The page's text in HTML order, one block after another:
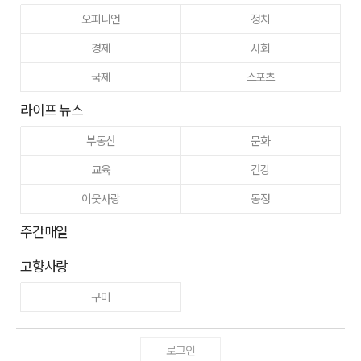
오피니언
정치
경제
사회
국제
스포츠
라이프 뉴스
부동산
문화
교육
건강
이웃사랑
동정
주간매일
고향사랑
구미
로그인